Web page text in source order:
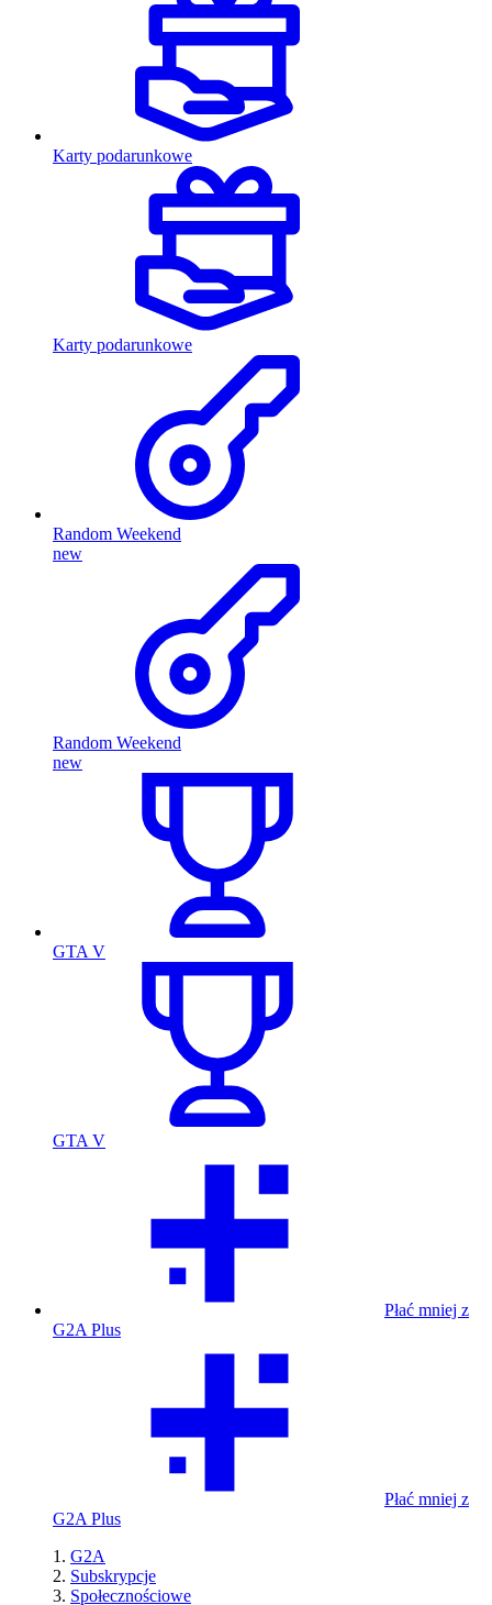
Karty podarunkowe
Karty podarunkowe
Random Weekend
new
Random Weekend
new
GTA V
GTA V
Płać mniej z
G2A Plus
Płać mniej z
G2A Plus
G2A
Subskrypcje
Społecznościowe